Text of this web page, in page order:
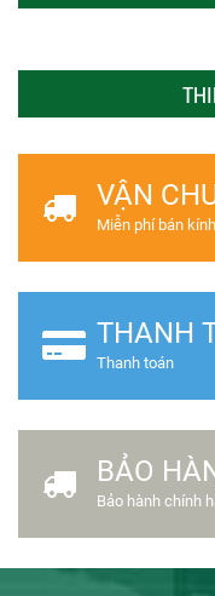
VẬN
Miễn phí bán
THANH
Thanh toán
BẢO
Bảo hành chính